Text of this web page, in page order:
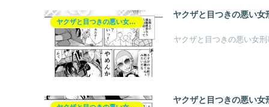
ヤクザと目つきの悪い女刑事の話【ヤク目】
ヤクザと目つきの悪い
ヤクザと目つきの悪い女
ヤクザと目つきの悪い